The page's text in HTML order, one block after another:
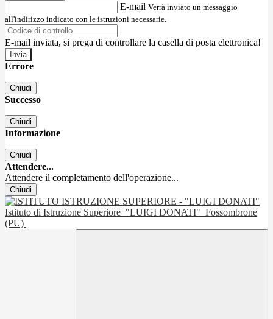
E-mail Verrà inviato un messaggio
all'indirizzo indicato con le istruzioni necessarie.
E-mail inviata, si prega di controllare la casella di posta elettronica!
Errore
Chiudi
Successo
Chiudi
Informazione
Chiudi
Attendere...
Attendere il completamento dell'operazione...
Chiudi
Istituto di Istruzione Superiore "LUIGI DONATI" Fossombrone
(PU)